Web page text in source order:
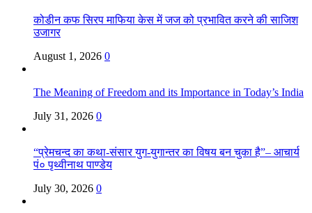
कोडीन कफ सिरप माफिया केस में जज को प्रभावित करने की साजिश
उजागर
August 1, 2026 0
The Meaning of Freedom and its Importance in Today’s India
July 31, 2026 0
“प्रेमचन्द का कथा-संसार युग-युगान्तर का विषय बन चुका है”– आचार्य
पं० पृथ्वीनाथ पाण्डेय
July 30, 2026 0